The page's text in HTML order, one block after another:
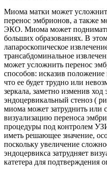
Миома матки может
перенос эмбрионов, а также
ЭКО. Миома может поднимать
больших образованиях. В
лапароскопическое
трансабдоминальное
может усложнить перенос
способов: исказив
что ее будет трудно или
зеркала, заметно изменив
эндоцервикальный стеноз (
миома может затруднить или
визуализацию переноса
процедуры под контролем
иметь решающее значение,
поскольку увеличение
эндоцервикса затрудняет
катетера для подтверждения